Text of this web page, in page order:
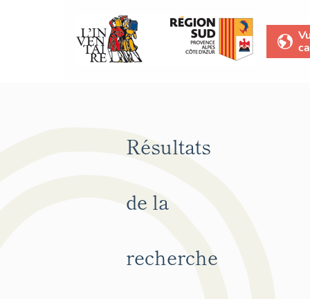
Résultats
de la
recherche